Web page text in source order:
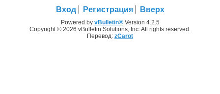
Вход Регистрация Вверх
Powered by vBulletin®Version 4.2.5
Copyright © 2026 vBulletin Solutions, Inc. All rights reserved.
Перевод: zCarot